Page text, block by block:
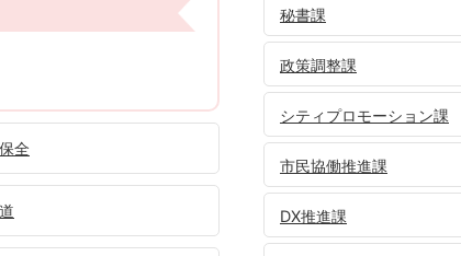
全
秘書課
政策調整課
シティプロモーション課
市民協働推進課
DX推進課